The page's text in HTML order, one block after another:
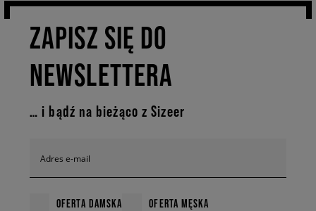
ZAPISZ SIĘ DO
NEWSLETTERA
… i bądź na bieżąco z Sizeer
Adres e-mail
OFERTA DAMSKA OFERTA MĘSKA